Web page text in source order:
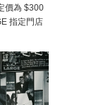
價為 $300
指定門店